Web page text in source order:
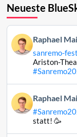
Neueste
Beitrag
von
Raphael
ansehen
Raphael
sanremo-
Ariston-
Beitrag
von
Raphael
Raphael
statt! 🥳